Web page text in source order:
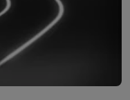
Trackers d’activité
GPS